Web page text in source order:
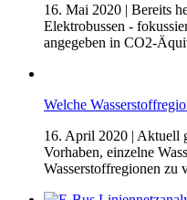
16. Mai 2020 | Bereits
Elektrobussen -
angegeben in CO2-
Welche
16. April 2020 | Aktuell
Vorhaben, einzelne
Wasserstoffregionen zu